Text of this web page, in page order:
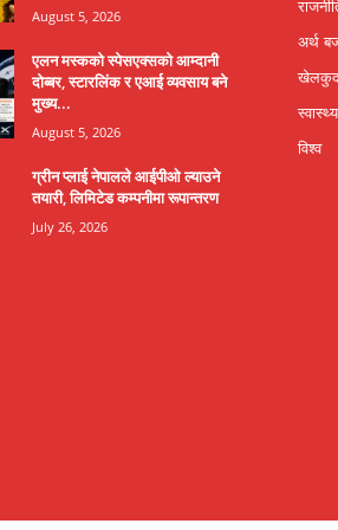
August 5, 2026
एलन मस्कको स्पेसएक्सको आम्दानी
दोब्बर, स्टारलिंक र एआई व्यवसाय बने
मुख्य...
August 5, 2026
ग्रीन प्लाई नेपालले आईपीओ ल्याउने
तयारी, लिमिटेड कम्पनीमा रूपान्तरण
July 26, 2026
अर्थ
स्वास्थ्य
विश्व